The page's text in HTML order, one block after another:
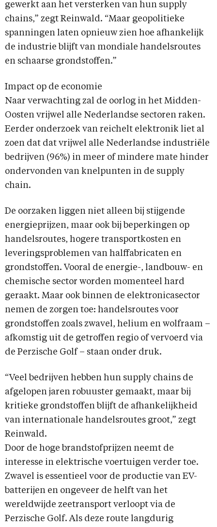
gewerkt aan het versterken van hun supply
chains,” zegt Reinwald. “Maar geopolitieke
spanningen laten opnieuw zien hoe afhankelijk
de industrie blijft van mondiale handelsroutes
en schaarse grondstoffen.”
Impact op de economie
Naar verwachting zal de oorlog in het Midden-
Oosten vrijwel alle Nederlandse sectoren raken.
Eerder onderzoek van reichelt elektronik liet al
zoen dat dat vrijwel alle Nederlandse industriële
bedrijven (96%) in meer of mindere mate hinder
ondervonden van knelpunten in de supply
chain.
De oorzaken liggen niet alleen bij stijgende
energieprijzen, maar ook bij beperkingen op
handelsroutes, hogere transportkosten en
leveringsproblemen van halffabricaten en
grondstoffen. Vooral de energie-, landbouw- en
chemische sector worden momenteel hard
geraakt. Maar ook binnen de elektronicasector
nemen de zorgen toe: handelsroutes voor
grondstoffen zoals zwavel, helium en wolfraam –
afkomstig uit de getroffen regio of vervoerd via
de Perzische Golf – staan onder druk.
“Veel bedrijven hebben hun supply chains de
afgelopen jaren robuuster gemaakt, maar bij
kritieke grondstoffen blijft de afhankelijkheid
van internationale handelsroutes groot,” zegt
Reinwald.
Door de hoge brandstofprijzen neemt de
interesse in elektrische voertuigen verder toe.
Zwavel is essentieel voor de productie van EV-
batterijen en ongeveer de helft van het
wereldwijde zeetransport verloopt via de
Perzische Golf. Als deze route langdurig